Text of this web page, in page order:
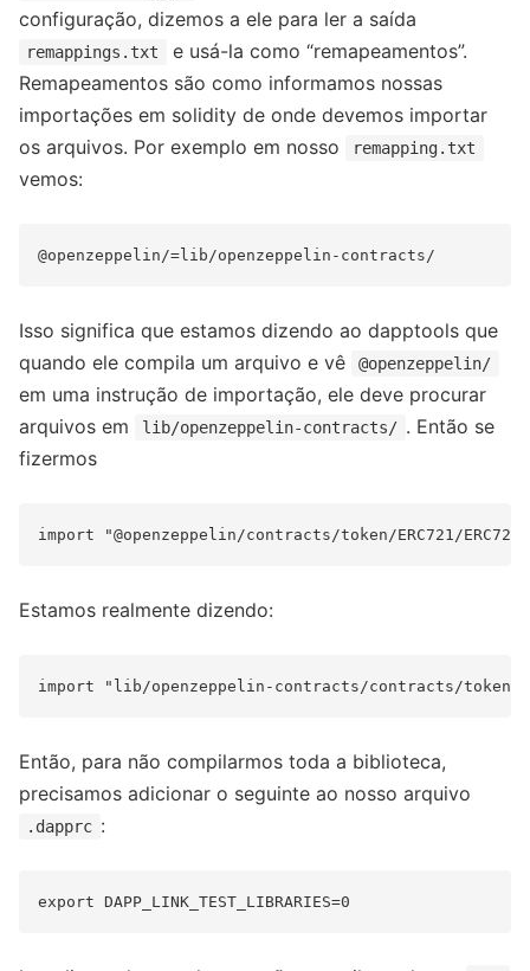
configuração, dizemos a ele para ler a saída
remappings.txt
e usá-la como “remapeamentos”.
Remapeamentos são como informamos nossas
importações em solidity de onde devemos importar
os arquivos. Por exemplo em nosso
remapping.txt
vemos:
Isso significa que estamos dizendo ao dapptools que
quando ele compila um arquivo e vê
@openzeppelin/
em uma instrução de importação, ele deve procurar
arquivos em
lib/openzeppelin-contracts/ . Então se
fizermos
Estamos realmente dizendo:
Então, para não compilarmos toda a biblioteca,
precisamos adicionar o seguinte ao nosso arquivo
.dapprc :